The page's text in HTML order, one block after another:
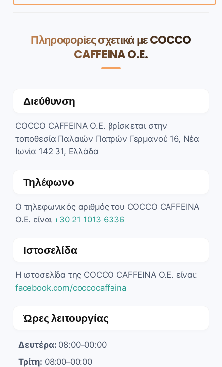
Πληροφορίες σχετικά με COCCO
CAFFEINA O.E.
Διεύθυνση
COCCO CAFFEINA O.E. βρίσκεται στην
τοποθεσία Παλαιών Πατρών Γερμανού 16, Νέα
Ιωνία 142 31, Ελλάδα
Τηλέφωνο
Ο τηλεφωνικός αριθμός του COCCO CAFFEINA
O.E. είναι +30 21 1013 6336
Ιστοσελίδα
Η ιστοσελίδα της COCCO CAFFEINA O.E. είναι:
facebook.com/coccocaffeina
Ώρες λειτουργίας
Δευτέρα: 08:00–00:00
Τρίτη: 08:00–00:00